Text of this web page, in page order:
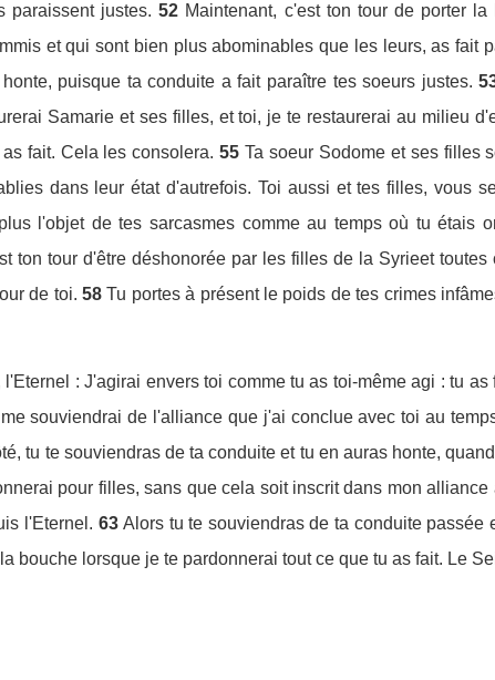
paraissent justes. 52 Maintenant, c'est ton tour de porter
et qui sont bien plus abominables que les leurs, as fait
puisque ta conduite a fait paraître tes soeurs justes.
Samarie et ses filles, et toi, je te restaurerai au milieu
fait. Cela les consolera. 55 Ta soeur Sodome et ses filles
dans leur état d'autrefois. Toi aussi et tes filles, vous
l'objet de tes sarcasmes comme au temps où tu étais
ton tour d'être déshonorée par les filles de la Syrieet
de toi. 58 Tu portes à présent le poids de tes crimes
: J'agirai envers toi comme tu as toi-même agi : tu
souviendrai de l'alliance que j'ai conclue avec toi au
tu te souviendras de ta conduite et tu en auras honte,
pour filles, sans que cela soit inscrit dans mon alliance
l'Eternel. 63 Alors tu te souviendras de ta conduite passée
bouche lorsque je te pardonnerai tout ce que tu as fait. Le